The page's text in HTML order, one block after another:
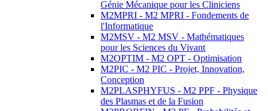
Génie Mécanique pour les Cliniciens
M2MPRI - M2 MPRI - Fondements de
l'Informatique
M2MSV - M2 MSV - Mathématiques
pour les Sciences du Vivant
M2OPTIM - M2 OPT - Optimisation
M2PIC - M2 PIC - Projet, Innovation,
Conception
M2PLASPHYFUS - M2 PPF - Physique
des Plasmas et de la Fusion